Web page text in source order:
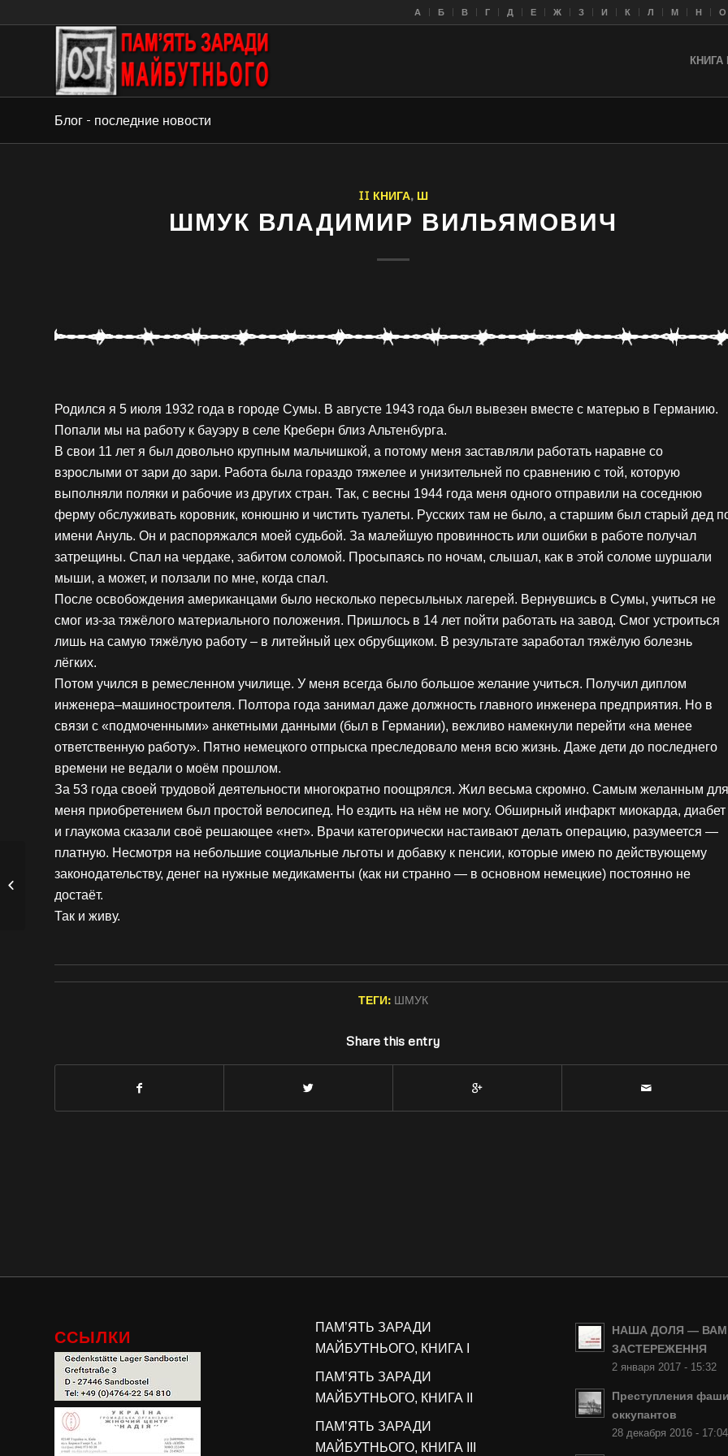
A Б В Г Д Е Ж З И К Л M Н О
КНИГА I
Блог - последние новости
II КНИГА, Ш
ШМУК ВЛАДИМИР ВИЛЬЯМОВИЧ
Родился я 5 июля 1932 года в городе Сумы. В августе 1943 года был вывезен вместе с матерью в Германию.
Попали мы на работу к бауэру в селе Креберн близ Альтенбурга.
В свои 11 лет я был довольно крупным мальчишкой, а потому меня заставляли работать наравне со
взрослыми от зари до зари. Работа была гораздо тяжелее и унизительней по сравнению с той, которую
выполняли поляки и рабочие из других стран. Так, с весны 1944 года меня одного отправили на соседнюю
ферму обслуживать коровник, конюшню и чистить туалеты. Русских там не было, а старшим был старый дед
имени Ануль. Он и распоряжался моей судьбой. За малейшую провинность или ошибки в работе получал
затрещины. Спал на чердаке, забитом соломой. Просыпаясь по ночам, слышал, как в этой соломе шуршали
мыши, а может, и ползали по мне, когда спал.
После освобождения американцами было несколько пересыльных лагерей. Вернувшись в Сумы, учиться не
смог из-за тяжёлого материального положения. Пришлось в 14 лет пойти работать на завод. Смог устроиться
лишь на самую тяжёлую работу – в литейный цех обрубщиком. В результате заработал тяжёлую болезнь
лёгких.
Потом учился в ремесленном училище. У меня всегда было большое желание учиться. Получил диплом
инженера–машиностроителя. Полтора года занимал даже должность главного инженера предприятия. Но в
связи с «подмоченными» анкетными данными (был в Германии), вежливо намекнули перейти «на менее
ответственную работу». Пятно немецкого отпрыска преследовало меня всю жизнь. Даже дети до последнего
времени не ведали о моём прошлом.
За 53 года своей трудовой деятельности многократно поощрялся. Жил весьма скромно. Самым желанным для
меня приобретением был простой велосипед. Но ездить на нём не могу. Обширный инфаркт миокарда, диабет
и глаукома сказали своё решающее «нет». Врачи категорически настаивают делать операцию, разумеется —
платную. Несмотря на небольшие социальные льготы и добавку к пенсии, которые имею по действующему
законодательству, денег на нужные медикаменты (как ни странно — в основном немецкие) постоянно не
достаёт.
Так и живу.
ТЕГИ: ШМУК
Share this entry
ССЫЛКИ
ПАМ’ЯТЬ ЗАРАДИ
МАЙБУТНЬОГО, КНИГА I
ПАМ’ЯТЬ ЗАРАДИ
МАЙБУТНЬОГО, КНИГА II
ПАМ’ЯТЬ ЗАРАДИ
МАЙБУТНЬОГО, КНИГА III
НАША ДОЛЯ — ВАМ
ЗАСТЕРЕЖЕННЯ
2 января 2017 - 15:32
Преступления
оккупантов
28 декабря 2016 - 17:04
Шунц Ганна
Михайлівна